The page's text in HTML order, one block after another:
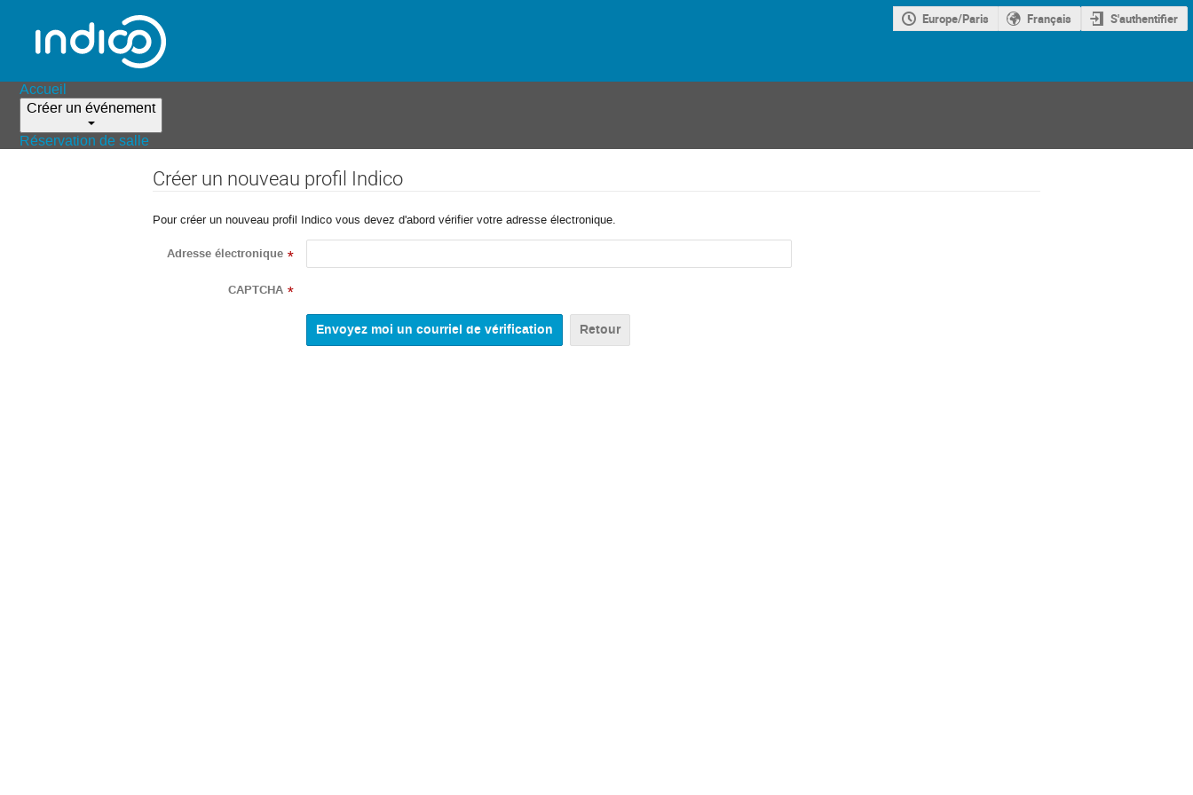
Europe/Paris Français S'authentifier
Accueil
Créer un événement
Réservation de salle
Créer un nouveau profil Indico
Pour créer un nouveau profil Indico vous devez d'abord vérifier votre adresse électronique.
Adresse électronique *
CAPTCHA *
Retour